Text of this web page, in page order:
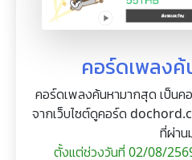
คอร์ดเพลง
คอร์ดเพลงค้นหามากสุด เป็นค
จากเว็บไซต์ดูคอร์ด
ที่ผ่าน
ตั้งแต่ช่วงวันที่ 02/08/